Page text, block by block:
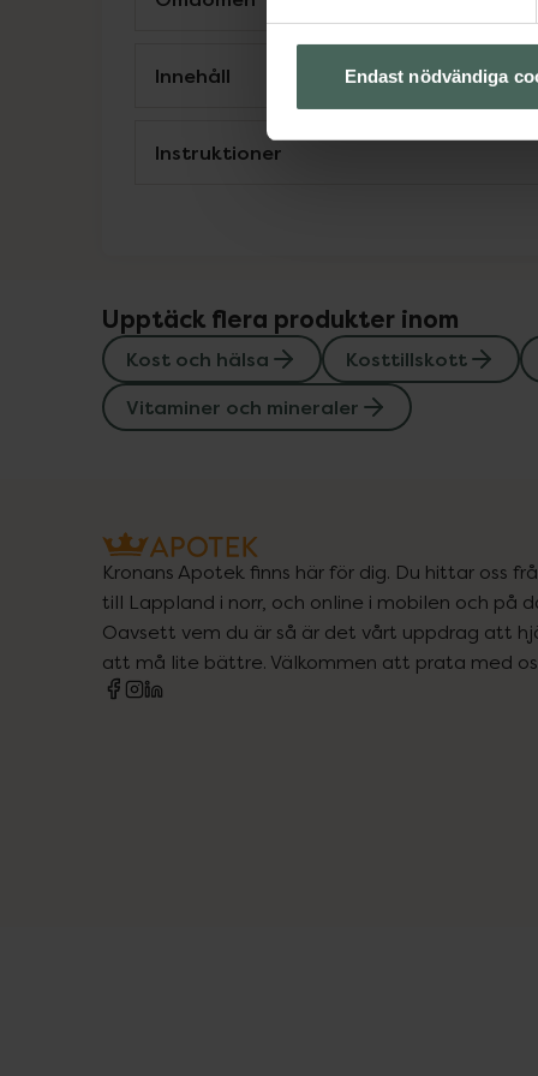
Endast nödvändiga
Innehåll
Instruktioner
Upptäck flera produkter inom
Kost och hälsa Kosttillskott
Vitaminer och mineraler
Kronans Apotek finns här för dig. Du hittar oss
till Lappland i norr, och online i mobilen och på
Oavsett vem du är så är det vårt uppdrag att
att må lite bättre. Välkommen att prata med